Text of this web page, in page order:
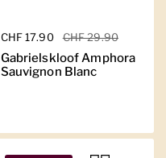
Regulärer Preis
CHF 17.90 Sale-Preis
CHF 29.90
Gabrielskloof Amphora
Sauvignon Blanc